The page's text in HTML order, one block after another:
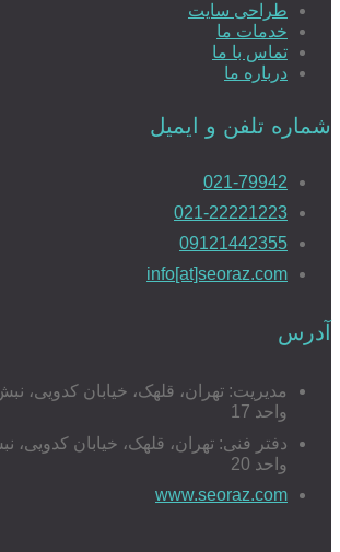
طراحی سایت
خدمات ما
تماس با ما
درباره ما
شماره تلفن و ایمیل
021-79942
021-22221223
09121442355
info[at]seoraz.com
آدرس
واحد 17
واحد 20
www.seoraz.com